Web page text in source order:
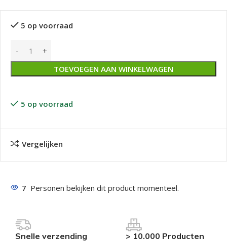
5 op voorraad
TOEVOEGEN AAN WINKELWAGEN
5 op voorraad
Vergelijken
7 Personen bekijken dit product momenteel.
Snelle verzending > 10.000 Producten